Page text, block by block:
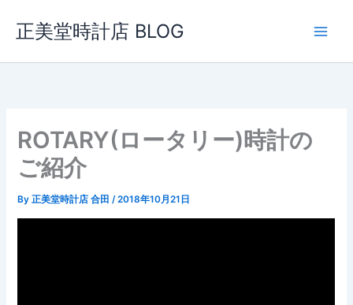
ス
正美堂時計店 BLOG
ROTARY(ロータリー)時計の
ご紹介
By正美堂時計店 合田/2018年10月21日